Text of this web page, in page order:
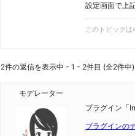
設定画面で上
このトピック
2件の返信を表示中 - 1 - 2件目 (全2件中)
モデレーター
プラグイン「
プラグインの